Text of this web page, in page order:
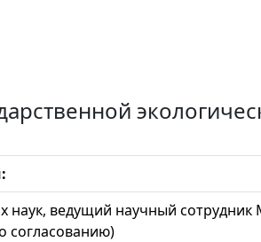
наук, ведущий научный сотрудник
согласованию)